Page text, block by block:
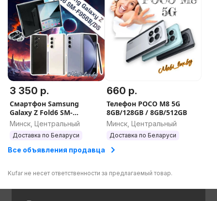
3 350 р.
Смартфон Samsung
Galaxy Z Fold6 SM-
F956B/DS 12/256Gb /
12/512Gb / 12/1Tb
Минск, Центральный
Доставка по Беларуси
660 р.
Телефон POCO M8 5G
8GB/128GB / 8GB/512GB
Минск, Центральный
Доставка по Беларуси
Все объявления продавца
Kufar не несет ответственности за предлагаемый товар.